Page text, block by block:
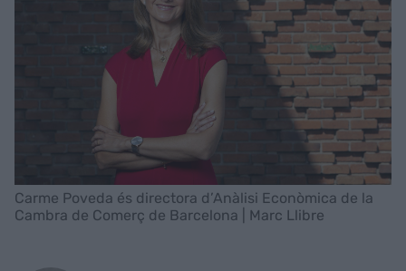
Carme Poveda és directora d’Anàlisi Econòmica de la
Cambra de Comerç de Barcelona | Marc Llibre